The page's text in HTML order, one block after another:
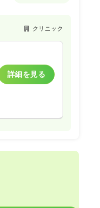
クリニック
詳細を見る